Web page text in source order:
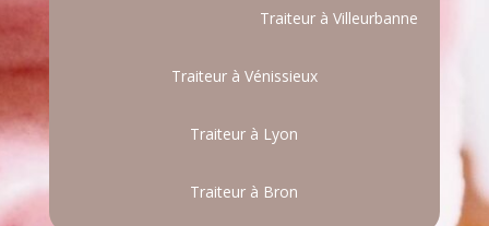
Traiteur à Villeurbanne
Traiteur à Vénissieux
Traiteur à Lyon
Traiteur à Bron